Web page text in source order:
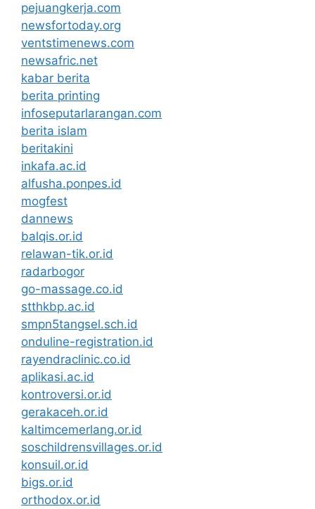
pejuangkerja.com
newsfortoday.org
ventstimenews.com
newsafric.net
kabar berita
berita printing
infoseputarlarangan.com
berita islam
beritakini
inkafa.ac.id
alfusha.ponpes.id
mogfest
dannews
balqis.or.id
relawan-tik.or.id
radarbogor
go-massage.co.id
stthkbp.ac.id
smpn5tangsel.sch.id
onduline-registration.id
rayendraclinic.co.id
aplikasi.ac.id
kontroversi.or.id
gerakaceh.or.id
kaltimcemerlang.or.id
soschildrensvillages.or.id
konsuil.or.id
bigs.or.id
orthodox.or.id